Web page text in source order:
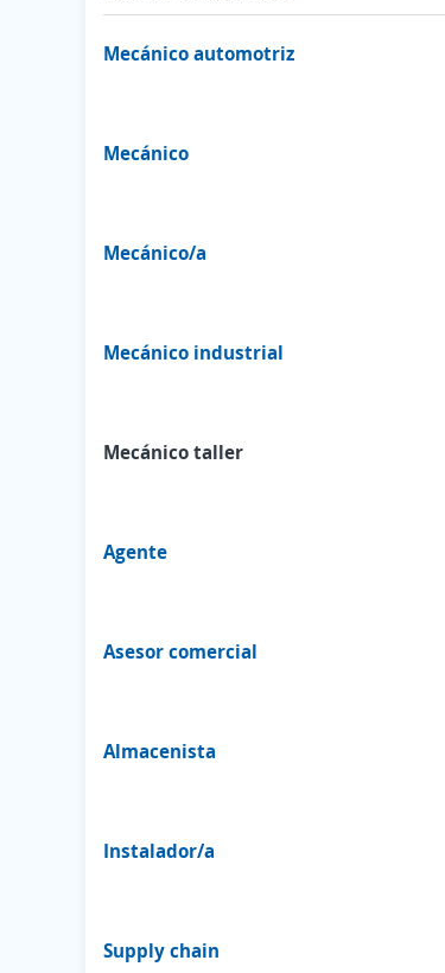
Mecánico automotriz
Mecánico
Mecánico/a
Mecánico industrial
Mecánico taller
Agente
Asesor comercial
Almacenista
Instalador/a
Supply chain